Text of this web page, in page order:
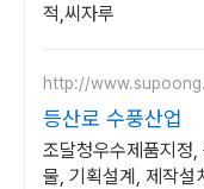
적,씨자루
http://
등산로 수풍산업
조달청우수제품지정
물, 기획설계, 제작설